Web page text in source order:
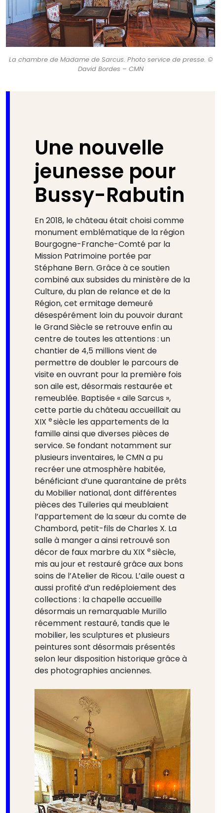
La chambre de Madame de Sarcus. Photo service de presse. ©
David Bordes – CMN
Une nouvelle
jeunesse pour
Bussy-Rabutin
En 2018, le château était choisi comme
monument emblématique de la région
Bourgogne-Franche-Comté par la
Mission Patrimoine portée par
Stéphane Bern. Grâce à ce soutien
combiné aux subsides du ministère de la
Culture, du plan de relance et de la
Région, cet ermitage demeuré
désespérément loin du pouvoir durant
le Grand Siècle se retrouve enfin au
centre de toutes les attentions : un
chantier de 4,5 millions vient de
permettre de doubler le parcours de
visite en ouvrant pour la première fois
son aile est, désormais restaurée et
remeublée. Baptisée « aile Sarcus »,
cette partie du château accueillait au
XIX esiècle les appartements de la
famille ainsi que diverses pièces de
service. Se fondant notamment sur
plusieurs inventaires, le CMN a pu
recréer une atmosphère habitée,
bénéficiant d’une quarantaine de prêts
du Mobilier national, dont différentes
pièces des Tuileries qui meublaient
l’appartement de la sœur du comte de
Chambord, petit-fils de Charles X. La
salle à manger a ainsi retrouvé son
décor de faux marbre du XIX esiècle,
mis au jour et restauré grâce aux bons
soins de l’Atelier de Ricou. L’aile ouest a
aussi profité d’un redéploiement des
collections : la chapelle accueille
désormais un remarquable Murillo
récemment restauré, tandis que le
mobilier, les sculptures et plusieurs
peintures sont désormais présentés
selon leur disposition historique grâce à
des photographies anciennes.